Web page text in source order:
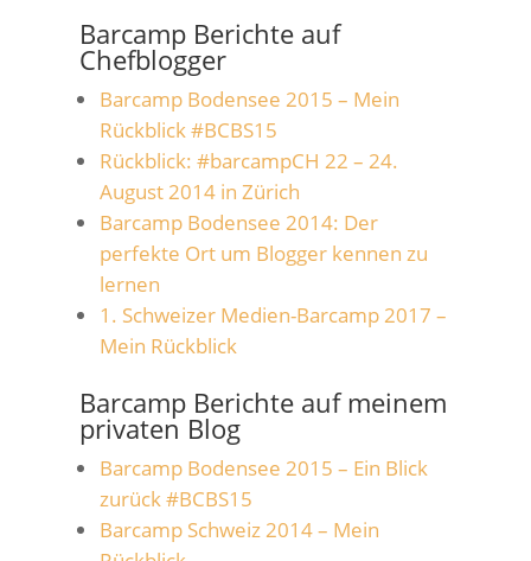
Barcamp Berichte auf
Chefblogger
Barcamp Bodensee 2015 – Mein
Rückblick #BCBS15
Rückblick: #barcampCH 22 – 24.
August 2014 in Zürich
Barcamp Bodensee 2014: Der
perfekte Ort um Blogger kennen zu
lernen
1. Schweizer Medien-Barcamp 2017 –
Mein Rückblick
Barcamp Berichte auf meinem
privaten Blog
Barcamp Bodensee 2015 – Ein Blick
zurück #BCBS15
Barcamp Schweiz 2014 – Mein